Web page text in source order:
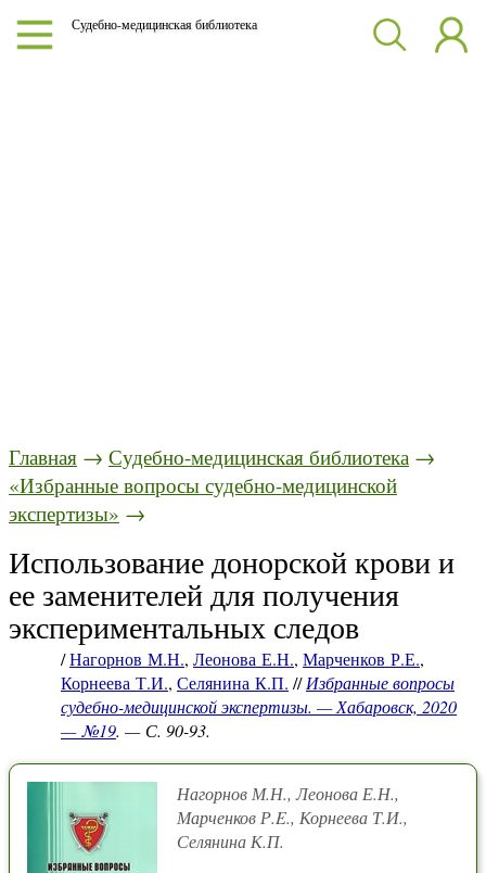
Судебно-медицинская библиотека
Главная → Судебно-медицинская библиотека →
«Избранные вопросы судебно-медицинской
экспертизы» →
Использование донорской крови и
ее заменителей для получения
экспериментальных следов
/Нагорнов М.Н., Леонова Е.Н., Марченков Р.Е.,
Корнеева Т.И., Селянина К.П. //Избранные вопросы
судебно-медицинской экспертизы. — Хабаровск, 2020
— №19. — С. 90-93.
Нагорнов М.Н., Леонова Е.Н.,
Марченков Р.E., Корнеева Т.И.,
Селянина К.П.